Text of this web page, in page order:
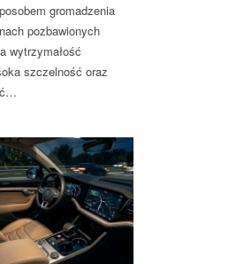
gromadzenia
pozbawionych
wytrzymałość
szczelność oraz